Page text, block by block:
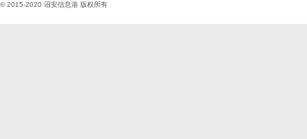
© 2015-2020 诏安信息港 版权所有